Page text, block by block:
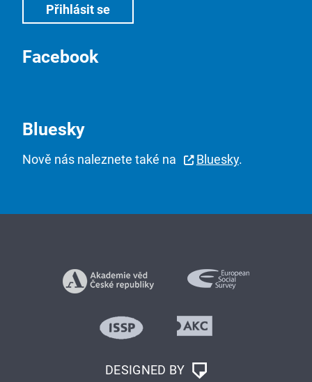
Facebook
Bluesky
Nově nás naleznete také na Bluesky.
DESIGNED BY